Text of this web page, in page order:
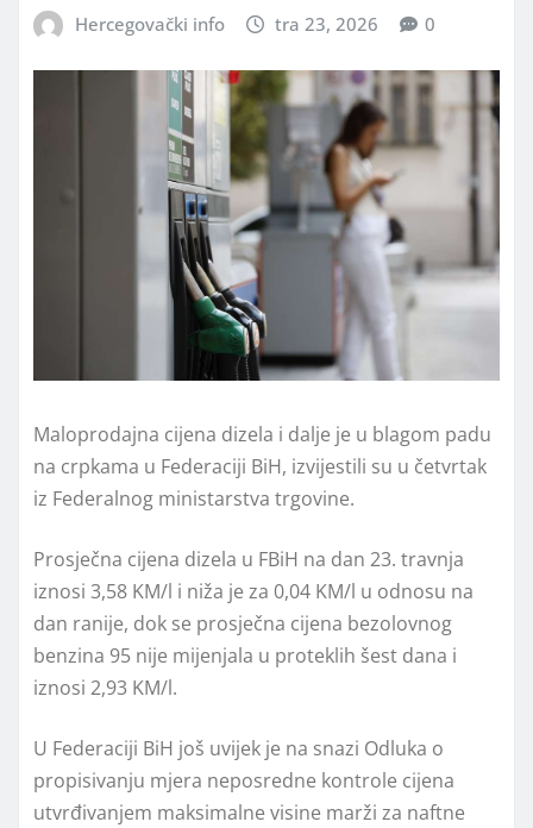
Hercegovački info tra 23, 2026 0
Maloprodajna cijena dizela i dalje je u blagom padu
na crpkama u Federaciji BiH, izvijestili su u četvrtak
iz Federalnog ministarstva trgovine.
Prosječna cijena dizela u FBiH na dan 23. travnja
iznosi 3,58 KM/l i niža je za 0,04 KM/l u odnosu na
dan ranije, dok se prosječna cijena bezolovnog
benzina 95 nije mijenjala u proteklih šest dana i
iznosi 2,93 KM/l.
U Federaciji BiH još uvijek je na snazi Odluka o
propisivanju mjera neposredne kontrole cijena
utvrđivanjem maksimalne visine marži za naftne